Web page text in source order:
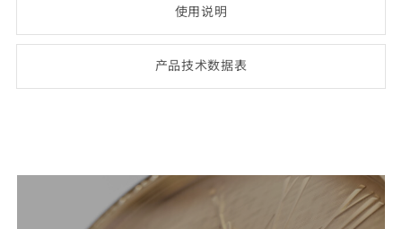
使用说明
产品技术数据表
(opens
PDF-